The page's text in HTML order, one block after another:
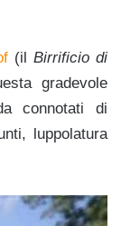
(ilBirrificio di
gradevole
connotati di
luppolatura